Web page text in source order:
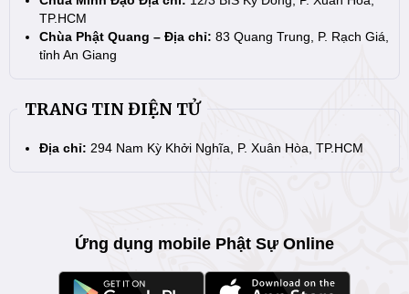
TP.HCM
Chùa Phật Quang – Địa chỉ: 83 Quang Trung, P. Rạch Giá,
tỉnh An Giang
TRANG TIN ĐIỆN TỬ
Địa chỉ: 294 Nam Kỳ Khởi Nghĩa, P. Xuân Hòa, TP.HCM
Ứng dụng mobile Phật Sự Online